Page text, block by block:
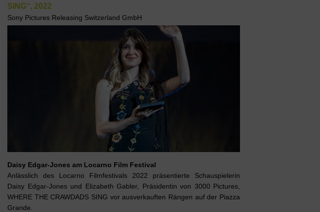
SING“, 2022
Sony Pictures Releasing Switzerland GmbH
Daisy Edgar-Jones am Locarno Film Festival
Anlässlich des Locarno Filmfestivals 2022 präsentierte Schauspielerin
Daisy Edgar-Jones und Elizabeth Gabler, Präsidentin von 3000 Pictures,
WHERE THE CRAWDADS SING vor ausverkauften Rängen auf der Piazza
Grande.